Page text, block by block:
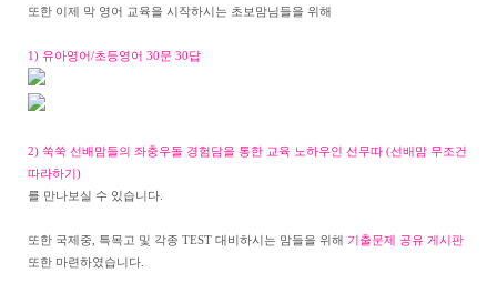
또한 이제 막 영어 교육을 시작하시는 초보맘님들을 위해
1) 유아영어/초등영어 30문 30답
2) 쑥쑥 선배맘들의 좌충우돌 경험담을 통한 교육 노하우인 선무따 (선배맘 무조건
따라하기)
를 만나보실 수 있습니다.
또한 국제중, 특목고 및 각종 TEST 대비하시는 맘들을 위해 기출문제 공유 게시판
또한 마련하였습니다.